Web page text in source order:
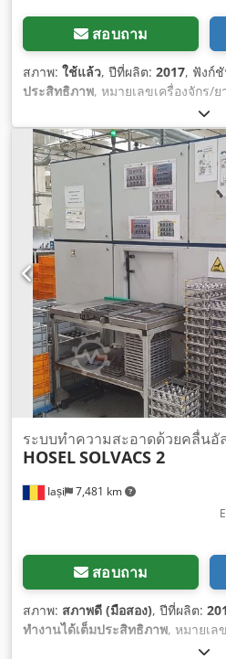
สอบถาม
สภาพ: ใช้แล้ว, ปีที่ผลิต: 2017, ฟังก์
ประสิทธิภาพ, หมายเลขเครื่องจักร/
Iași 7,481 km
ระบบทำความสะอาดด้วยคลื่นอั
HOSELSOLVACS 2
สอบถาม
สภาพ: สภาพดี (มือสอง), ปีที่ผลิต:
ทำงานได้เต็มประสิทธิภาพ, หมายเล